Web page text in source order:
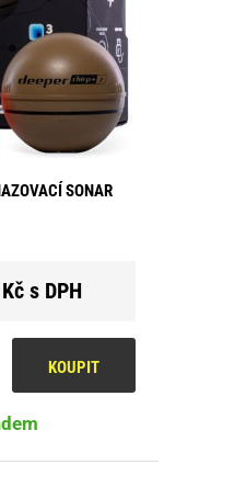
SONAR
s DPH
KOUPIT